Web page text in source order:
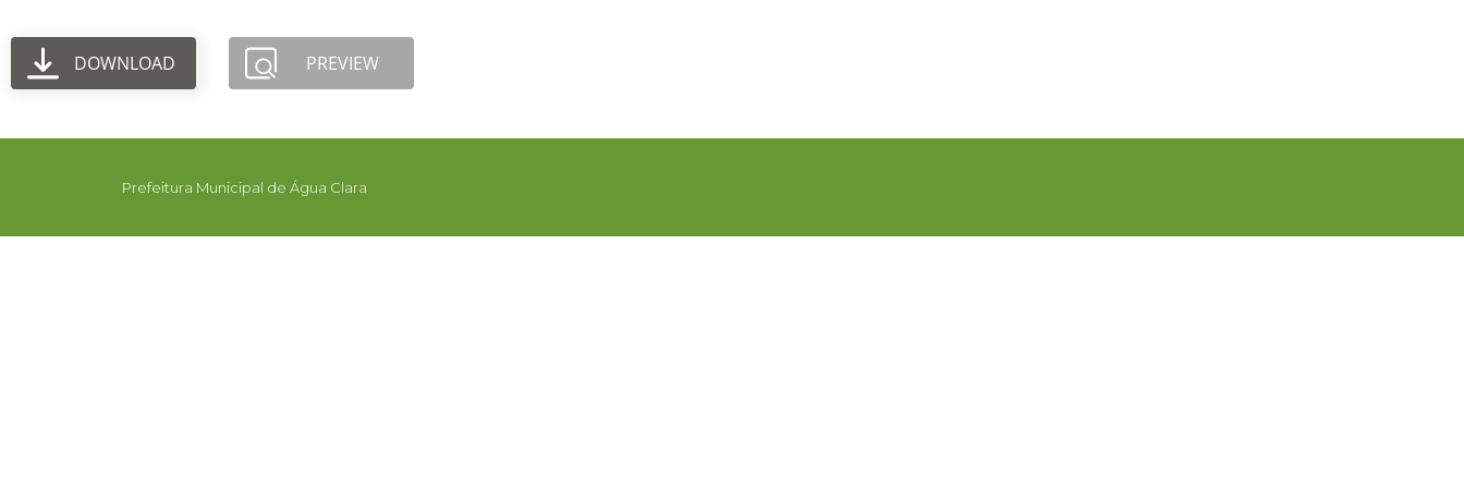
DOWNLOAD PREVIEW
Prefeitura Municipal de Água Clara